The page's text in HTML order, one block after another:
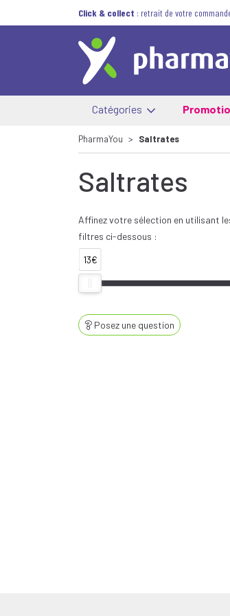
Click & collect : retrait de votre
Catégories
PharmaYou Saltrates
Saltrates
Affinez votre sélection en utilisant
filtres ci-dessous :
13€
Posez une question